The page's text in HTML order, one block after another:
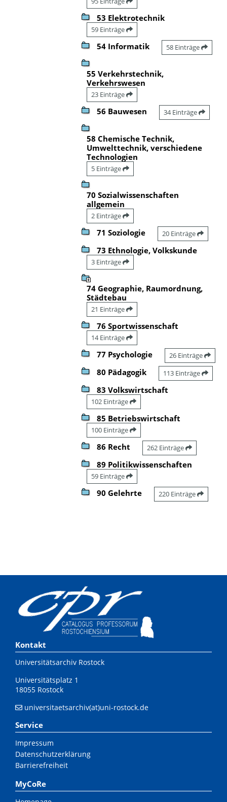
53 Elektrotechnik
59 Einträge
54 Informatik 58 Einträge
55 Verkehrstechnik,
Verkehrswesen
23 Einträge
56 Bauwesen 34 Einträge
58 Chemische Technik,
Umwelttechnik, verschiedene
Technologien
5 Einträge
70 Sozialwissenschaften
allgemein
2 Einträge
71 Soziologie 20 Einträge
73 Ethnologie, Volkskunde
3 Einträge
74 Geographie, Raumordnung,
Städtebau
21 Einträge
76 Sportwissenschaft
14 Einträge
77 Psychologie 26 Einträge
80 Pädagogik 113 Einträge
83 Volkswirtschaft
102 Einträge
85 Betriebswirtschaft
100 Einträge
86 Recht 262 Einträge
89 Politikwissenschaften
59 Einträge
90 Gelehrte 220 Einträge
Kontakt
Universitätsarchiv Rostock
Universitätsplatz 1
18055 Rostock
universitaetsarchiv(at)uni-rostock.de
Service
Impressum
Datenschutzerklärung
Barrierefreiheit
MyCoRe